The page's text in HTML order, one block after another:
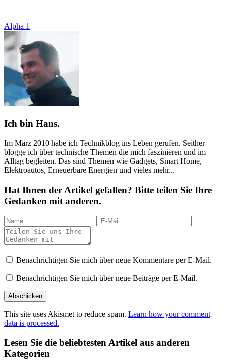
Alpha 1
Ich bin Hans.
Im März 2010 habe ich Technikblog ins Leben gerufen. Seither
blogge ich über technische Themen die mich faszinieren und im
Alltag begleiten. Das sind Themen wie Gadgets, Smart Home,
Elektroautos, Erneuerbare Energien und vieles mehr...
Hat Ihnen der Artikel gefallen? Bitte teilen Sie Ihre
Gedanken mit anderen.
Benachrichtigen Sie mich über neue Kommentare per E-Mail.
Benachrichtigen Sie mich über neue Beiträge per E-Mail.
This site uses Akismet to reduce spam. Learn how your comment
data is processed.
Lesen Sie die beliebtesten Artikel aus anderen
Kategorien